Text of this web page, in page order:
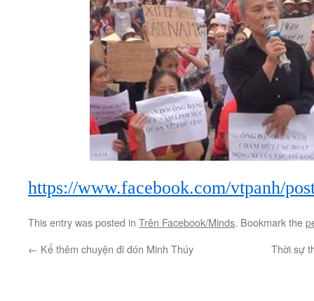
https://www.facebook.com/vtpanh/
This entry was posted in Trên Facebook/Minds. Bookmark the
← Kể thêm chuyện đi đón Minh Thúy Thời sự